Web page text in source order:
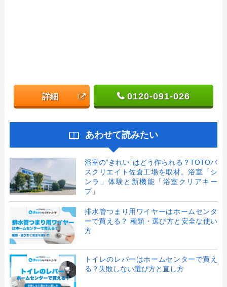
詳細 0120-091-026
あわせて読みたい
浴室の”きれい”はどう作られる？TOTOバ
スクリエイト佐倉工場を取材。浴室「シ
ンラ」体験と新機能「浴室クリアキー
プ」
排水管つまり用ワイヤーはホームセンタ
ーで買える？ 種類・選び方と安全な使い
方
トイレのレバーはホームセンターで買え
る？失敗しない選び方と直し方